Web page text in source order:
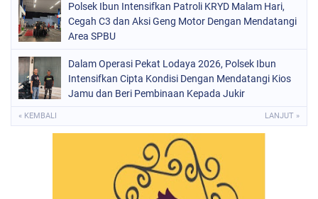
Polsek Ibun Intensifkan Patroli KRYD Malam Hari,
Cegah C3 dan Aksi Geng Motor Dengan Mendatangi
Area SPBU
Dalam Operasi Pekat Lodaya 2026, Polsek Ibun
Intensifkan Cipta Kondisi Dengan Mendatangi Kios
Jamu dan Beri Pembinaan Kepada Jukir
« KEMBALI LANJUT »